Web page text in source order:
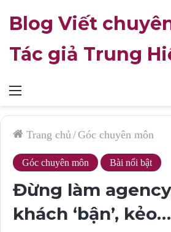
Mục
Blog Viết
Tác giả Trung
Trang chủ/Góc chuyên môn
Góc chuyên môn Bài nổi bật
Đừng làm
khách ‘bận’,